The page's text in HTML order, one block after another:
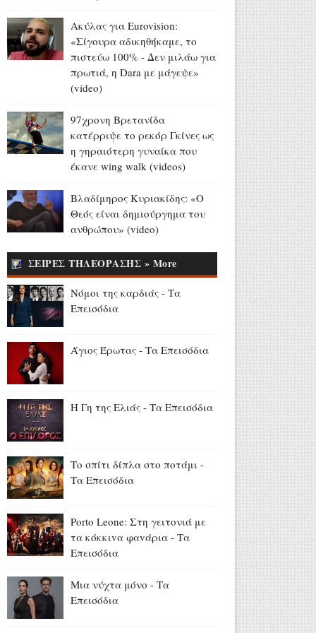
Αύγουστος 08, 2026
«Honeymoon Song»: Η μέρα
που ακούγεται στα ερτζιανά
το τραγούδι του Μ.
Beatles (videos)
Αύγουστος 08, 2026
Πέθανε η ηθοποιός Jean Lodge,
μητέρα των αδελφών David
(photo)
Αύγουστος 08, 2026
Δημήτρης Παπαμιχαήλ
(videos+photos)
Αύγουστος 08, 2026
Αύγουστος 08, 2026
(trailer)
Αύγουστος 08, 2026
παρουσιαστή τον Γιάννη
Τσιμιτσέλη: Έρχεται στο νέο
πρόγραμμα του ΣΚΑΪ (trailer)
Ακύλας για Eurovision:
«Σίγουρα αδικηθήκαμε, το
πιστεύω 100% - Δεν μιλάω για
πρωτιά, η Dara με μάγεψε»
(video)
97χρονη Βρετανίδα
κατέρριψε το ρεκόρ Γκίνες ως
η γηραιότερη γυναίκα που
έκανε wing walk (videos)
Βλαδίμηρος Κυριακίδης: «Ο
Θεός είναι δημιούργημα του
ανθρώπου» (video)
ΣΕΙΡΕΣ ΤΗΛΕΟΡΑΣΗΣ » More
Νόμοι της καρδιάς - Τα
Επεισόδια
Άγιος Έρωτας - Τα Επεισόδια
Η Γη της Ελιάς - Τα Επεισόδια
Το σπίτι δίπλα στο ποτάμι -
Τα Επεισόδια
Porto Leone: Στη γειτονιά με
τα κόκκιvα φαvάρια - Τα
Επεισόδια
Μια νύχτα μόνο - Τα
Επεισόδια